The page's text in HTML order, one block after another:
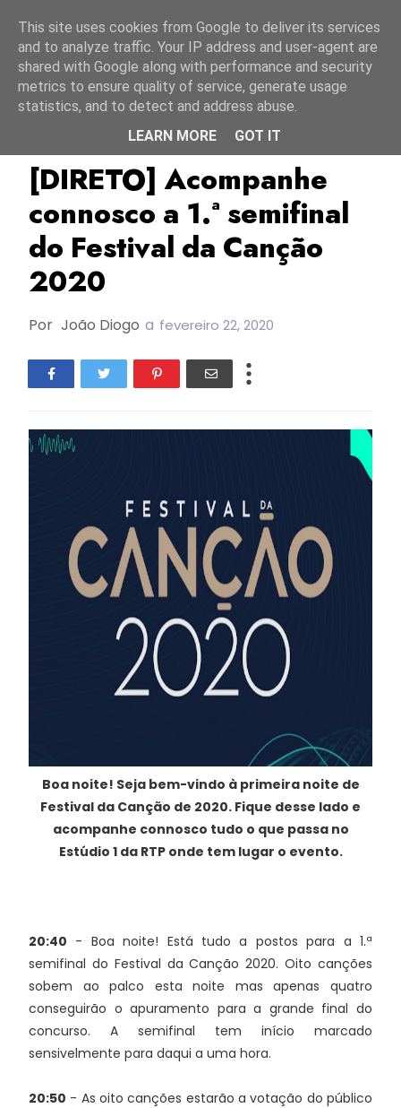
FC2020 Festival Da Canção
[DIRETO] Acompanhe
connosco a 1.ª semifinal
do Festival da Canção
2020
Por João Diogo a fevereiro 22, 2020
Boa noite! Seja bem-vindo à primeira noite de
Festival da Canção de 2020. Fique desse lado e
acompanhe connosco tudo o que passa no
Estúdio 1 da RTP onde tem lugar o evento.
20:40 - Boa noite! Está tudo a postos para a 1.ª
semifinal do Festival da Canção 2020. Oito canções
sobem ao palco esta noite mas apenas quatro
conseguirão o apuramento para a grande final do
concurso. A semifinal tem início marcado
sensivelmente para daqui a uma hora.
20:50 - As oito canções estarão a votação do público
This site uses cookies from Google to deliver its services
and to analyze traffic. Your IP address and user-agent are
shared with Google along with performance and security
metrics to ensure quality of service, generate usage
statistics, and to detect and address abuse.
LEARN MORE
GOT IT